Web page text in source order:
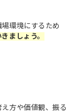
環境にするため
ましょう。
方や価値観、振る